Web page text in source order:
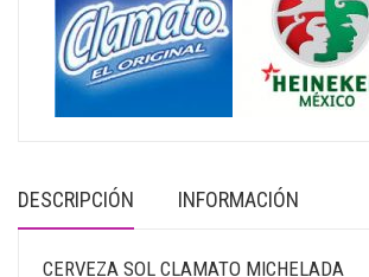
DESCRIPCIÓN INFORMACIÓN
CERVEZA SOL CLAMATO MICHELADA